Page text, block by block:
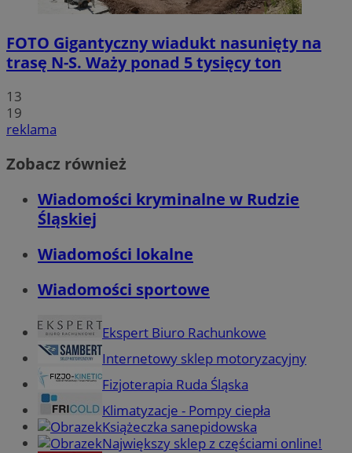
FOTO Gigantyczny wiadukt nasunięty na
trasę N-S. Waży ponad 5 tysięcy ton
13
19
reklama
Zobacz również
Wiadomości kryminalne w Rudzie
Śląskiej
Wiadomości lokalne
Wiadomości sportowe
Ekspert Biuro Rachunkowe
Internetowy sklep motoryzacyjny
Fizjoterapia Ruda Śląska
Klimatyzacje - Pompy ciepła
Książeczka sanepidowska
Największy sklep z częściami online!